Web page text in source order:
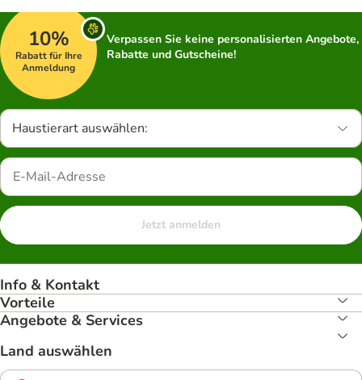
10%
Rabatt für Ihre
Anmeldung
Verpassen Sie keine personalisierten Angebote,
Rabatte und Gutscheine!
Haustierart auswählen:
Jetzt anmelden
Info & Kontakt
Vorteile
Angebote & Services
Land auswählen